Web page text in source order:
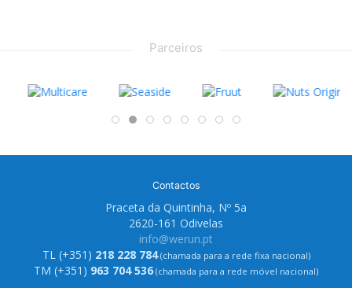
Parceiros
Contactos
Praceta da Quintinha, Nº 5a
2620-161 Odivelas
info@werun.pt
TL (+351) 218 228 784(chamada para a rede fixa nacional)
TM (+351) 963 704 536 (chamada para a rede móvel nacional)